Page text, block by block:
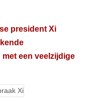
president Xi
een veelzijdige